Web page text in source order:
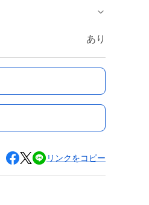
あり
リンクをコピー